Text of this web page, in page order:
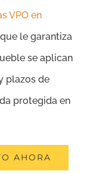
VPO en
le garantiza
se aplican
plazos de
protegida en
AHORA